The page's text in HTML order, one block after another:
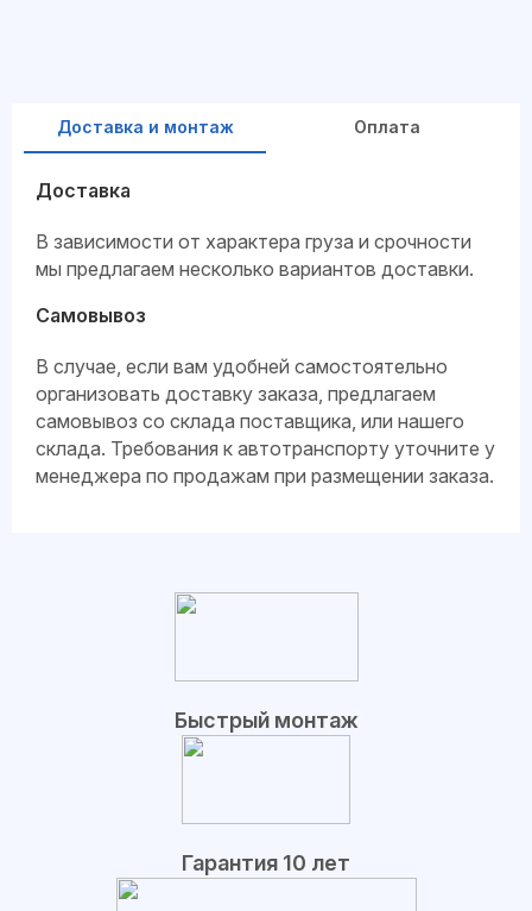
Доставка и монтаж Оплата
Доставка
В зависимости от характера груза и срочности
мы предлагаем несколько вариантов доставки.
Самовывоз
В случае, если вам удобней самостоятельно
организовать доставку заказа, предлагаем
самовывоз со склада поставщика, или нашего
склада. Требования к автотранспорту уточните у
менеджера по продажам при размещении заказа.
Быстрый монтаж
Гарантия 10 лет